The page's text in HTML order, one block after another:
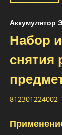
Аккумулятор
Набор
снятия
812301224002